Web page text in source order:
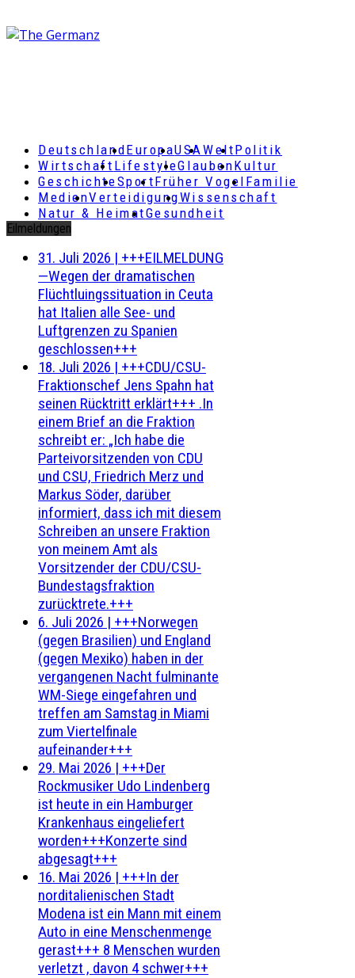
DeutschlandEuropaUSAWeltPolitik
Wirtschaft LifestyleGlaubenKultur
GeschichteSportFrüher Vogel Familie
MedienVerteidigungWissenschaft
Natur & HeimatGesundheit
Eilmeldungen
31. Juli 2026 | +++EILMELDUNG
—Wegen der dramatischen
Flüchtluingssituation in Ceuta
hat Italien alle See- und
Luftgrenzen zu Spanien
geschlossen+++
18. Juli 2026 | +++CDU/CSU-
Fraktionschef Jens Spahn hat
seinen Rücktritt erklärt+++ .In
einem Brief an die Fraktion
schreibt er: „Ich habe die
Parteivorsitzenden von CDU
und CSU, Friedrich Merz und
Markus Söder, darüber
informiert, dass ich mit diesem
Schreiben an unsere Fraktion
von meinem Amt als
Vorsitzender der CDU/CSU-
Bundestagsfraktion
zurücktrete.+++
6. Juli 2026 | +++Norwegen
(gegen Brasilien) und England
(gegen Mexiko) haben in der
vergangenen Nacht fulminante
WM-Siege eingefahren und
treffen am Samstag in Miami
zum Viertelfinale
aufeinander+++
29. Mai 2026 | +++Der
Rockmusiker Udo Lindenberg
ist heute in ein Hamburger
Krankenhaus eingeliefert
worden+++Konzerte sind
abgesagt+++
16. Mai 2026 | +++In der
norditalienischen Stadt
Modena ist ein Mann mit einem
Auto in eine Menschenmenge
gerast+++ 8 Menschen wurden
verletzt , davon 4 schwer+++